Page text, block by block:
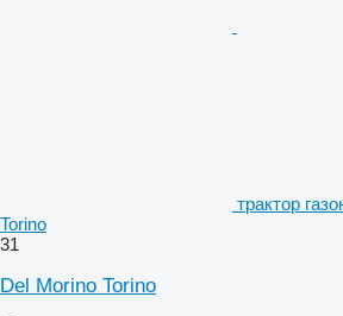
трактор
Torino
31
Del Morino Torino